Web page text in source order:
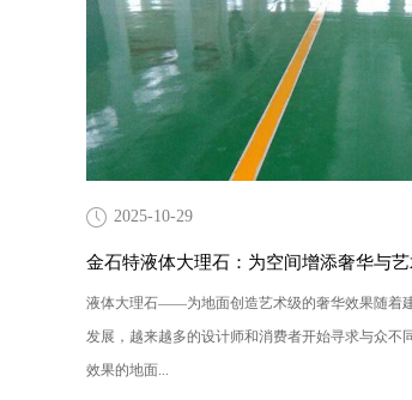
2025-10-29
金石特液体大理石：为空间增添奢华与
液体大理石——为地面创造艺术级的奢华效果随着
发展，越来越多的设计师和消费者开始寻求与众不
效果的地面...